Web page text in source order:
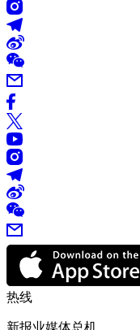
热线
新报业媒体总机